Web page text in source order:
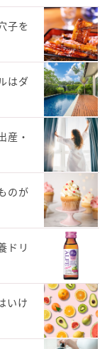
子を
はダ
産・
のが
ドリ
いけ